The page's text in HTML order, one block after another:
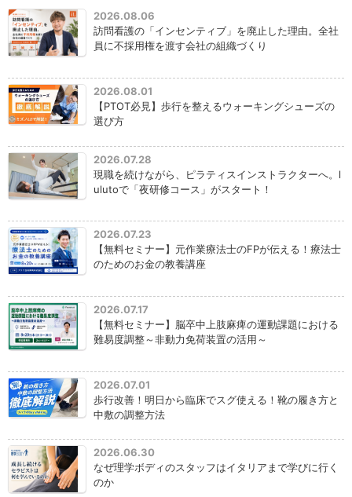
2026.08.06
訪問看護の「インセンティブ」を廃止した理由。全社
員に不採用権を渡す会社の組織づくり
2026.08.01
【PTOT必見】歩行を整えるウォーキングシューズの
選び方
2026.07.28
現職を続けながら、ピラティスインストラクターへ。l
ulutoで「夜研修コース」がスタート！
2026.07.23
【無料セミナー】元作業療法士のFPが伝える！療法士
のためのお金の教養講座
2026.07.17
【無料セミナー】脳卒中上肢麻痺の運動課題における
難易度調整～非動力免荷装置の活用～
2026.07.01
歩行改善！明日から臨床でスグ使える！靴の履き方と
中敷の調整方法
2026.06.30
なぜ理学ボディのスタッフはイタリアまで学びに行く
のか